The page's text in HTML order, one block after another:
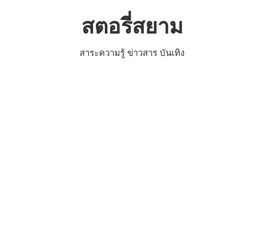
สตอรี่สยาม
สาระความรู้ ข่าวสาร บันเทิง